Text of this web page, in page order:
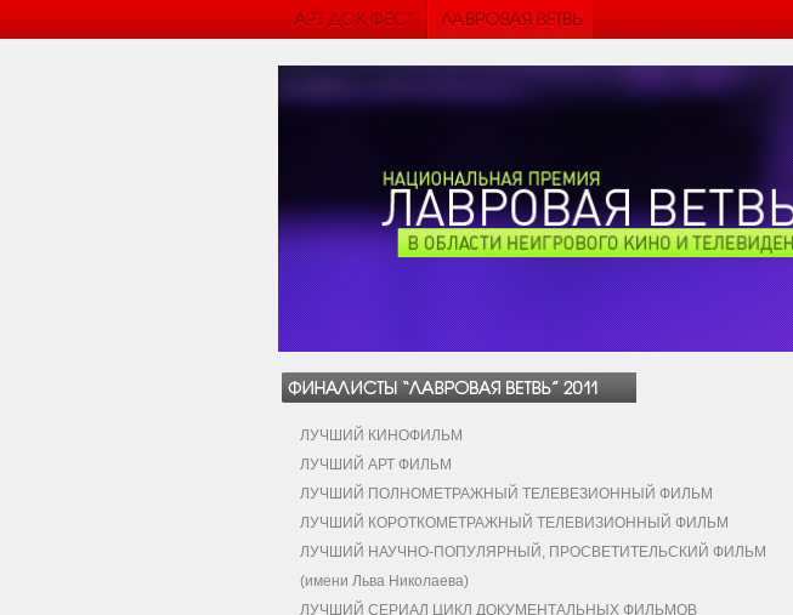
ЛУЧШИЙ КИНОФИЛЬМ
ЛУЧШИЙ АРТ ФИЛЬМ
ЛУЧШИЙ ПОЛНОМЕТРАЖНЫЙ ТЕЛЕВЕЗИОННЫЙ ФИЛЬМ
ЛУЧШИЙ КОРОТКОМЕТРАЖНЫЙ ТЕЛЕВИЗИОННЫЙ ФИЛЬМ
ЛУЧШИЙ НАУЧНО-ПОПУЛЯРНЫЙ, ПРОСВЕТИТЕЛЬСКИЙ ФИЛЬМ
(имени Льва Николаева)
ЛУЧШИЙ СЕРИАЛ ЦИКЛ ДОКУМЕНТАЛЬНЫХ ФИЛЬМОВ